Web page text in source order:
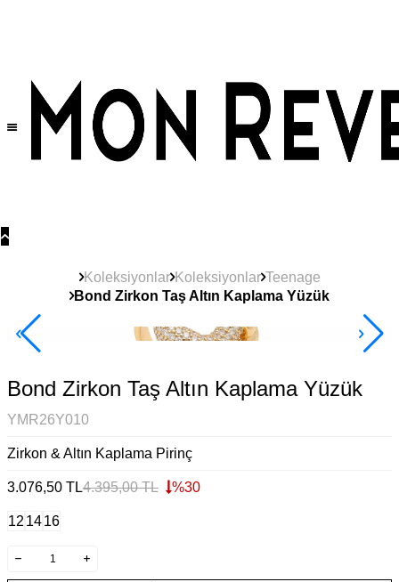
Koleksiyonlar Koleksiyonlar Teenage
Bond Zirkon Taş Altın Kaplama Yüzük
Yeni Ürün
Bond Zirkon Taş Altın Kaplama Yüzük
YMR26Y010
Zirkon & Altın Kaplama Pirinç
3.076,50 TL4.395,00TL %30
121416